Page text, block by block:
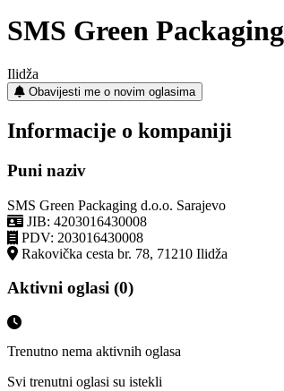
SMS Green Packaging
Ilidža
Obavijesti me o novim oglasima
Informacije o kompaniji
Puni naziv
SMS Green Packaging d.o.o. Sarajevo
JIB: 4203016430008
PDV: 203016430008
Rakovička cesta br. 78, 71210 Ilidža
Aktivni oglasi (0)
Trenutno nema aktivnih oglasa
Svi trenutni oglasi su istekli